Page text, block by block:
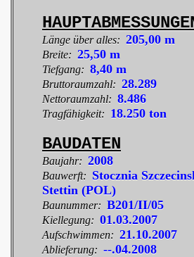
Länge über alles: 205,00 m
Breite: 25,50 m
Tiefgang: 8,40 m
Bruttoraumzahl: 28.289
Nettoraumzahl: 8.486
Tragfähigkeit: 18.250 ton
BAUDATEN
Baujahr: 2008
Bauwerft: Stocznia
Stettin (POL)
Baunummer: B201/II/05
Kiellegung: 01.03.2007
Aufschwimmen: 21.10.2007
Ablieferung: --.04.2008